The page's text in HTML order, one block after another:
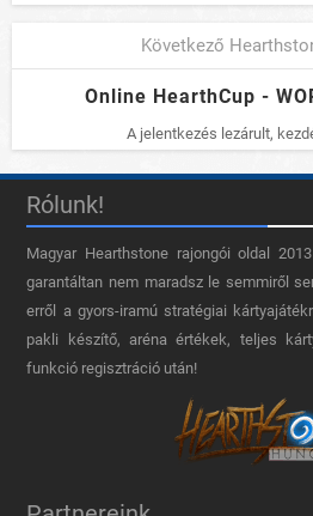
Következő
Online HearthCup -
A jelentkezés lezárult,
Rólunk!
Magyar Hearthstone​ rajongói oldal
garantáltan nem maradsz le semmiről
erről a gyors-iramú stratégiai
pakli készítő, aréna értékek, teljes
funkció regisztráció után!